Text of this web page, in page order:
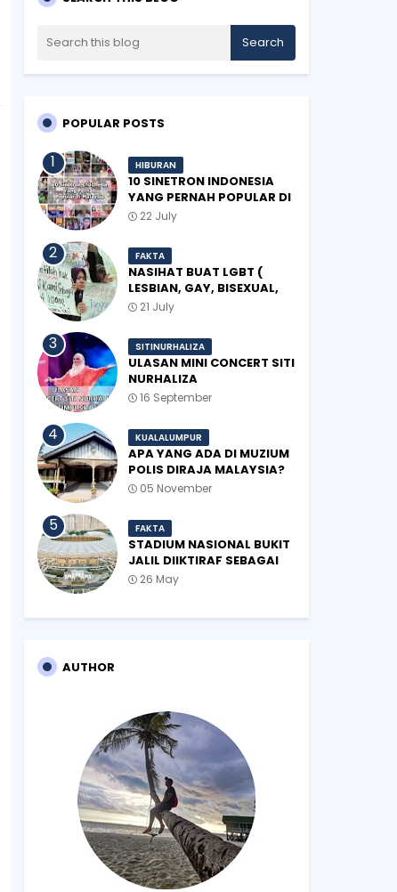
POPULAR POSTS
HIBURAN
10 SINETRON INDONESIA
YANG PERNAH POPULAR DI
MALAYSIA
22 July
FAKTA
NASIHAT BUAT LGBT (
LESBIAN, GAY, BISEXUAL,
TRANSGENDER)
21 July
SITINURHALIZA
ULASAN MINI CONCERT SITI
NURHALIZA
#SHOPEEXSIMPLYSITI 2019
16 September
KUALALUMPUR
APA YANG ADA DI MUZIUM
POLIS DIRAJA MALAYSIA?
05 November
FAKTA
STADIUM NASIONAL BUKIT
JALIL DIIKTIRAF SEBAGAI
'STADIUM OF THE YEAR'.
26 May
AUTHOR